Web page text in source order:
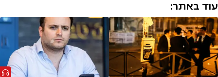
עוד באתר: